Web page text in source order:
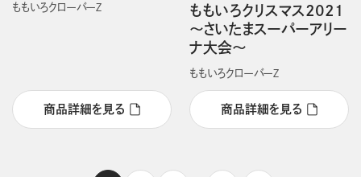
ももいろクローバーＺ
商品詳細を見る
ももいろクリスマス2021
～さいたまスーパーアリー
ナ大会～
ももいろクローバーＺ
商品詳細を見る